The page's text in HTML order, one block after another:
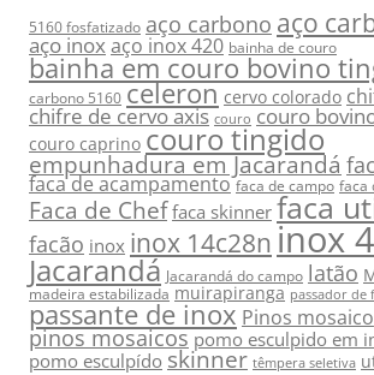
5160 fosfatizado aço carbono aço
aço inoxaço inox 420 bainha de couro
bainha em couro bovino
carbono 5160 celeron cervo colorado
chifre de cervo axis couro couro
couro caprino couro tingido
empunhadura em Jacarandá
faca de acampamento faca de campo faca
Faca de Chef faca skinner faca
facão inox inox 14c28ninox
Jacarandá Jacarandá do campo latão
madeira estabilizada muirapiranga passador de
passante de inox Pinos mosaico
pinos mosaicos pomo esculpido em
pomo esculpído skinner têmpera seletiva